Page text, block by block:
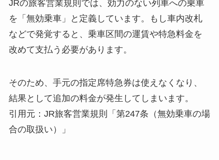
JRの旅客営業規則では、効力のない列車への乗車
を「無効乗車」と定義しています。もし車内改札
などで発覚すると、乗車区間の運賃や特急料金を
改めて支払う必要があります。
そのため、手元の指定席特急券は使えなくなり、
結果として追加の料金が発生してしまいます。
引用元：JR旅客営業規則「第247条（無効乗車の場
合の取扱い）」